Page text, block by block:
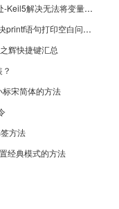
Keil5怎么解决无法将变量或函数Go To到定义处-Keil5解决无法将变量或函数Go To到定义处的方法
Keil5怎么解决printf语句打印空白问题-Keil5解决printf语句打印空白问题的方法
辉快捷键汇总
宋简体的方法
方法
经典模式的方法